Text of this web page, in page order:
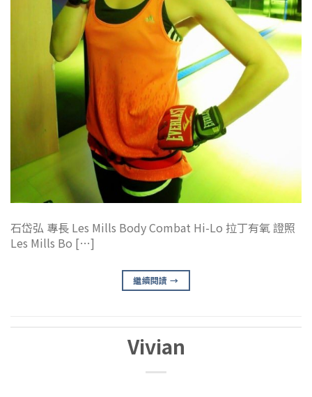
石岱弘 專長 Les Mills Body Combat Hi-Lo 拉丁有氧 證照
Les Mills Bo […]
繼續閱讀→
Vivian